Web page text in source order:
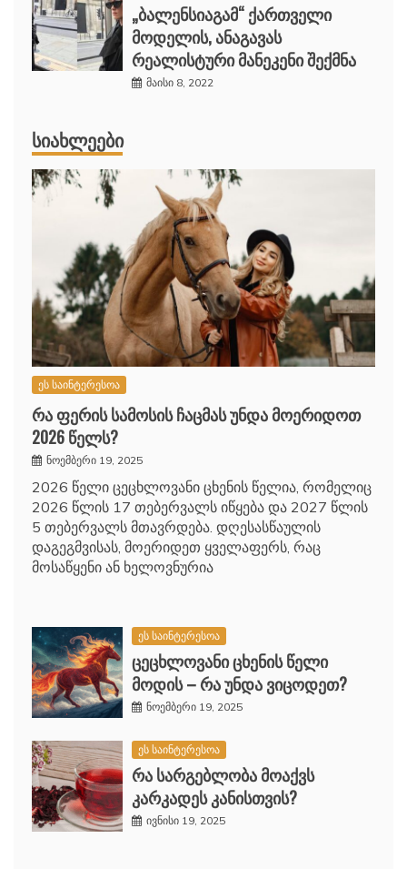
„ბალენსიაგამ“ ქართველი
მოდელის, ანაგავას
რეალისტური მანეკენი შექმნა
მაისი 8, 2022
ᲡᲘᲐᲮᲚᲔᲔᲑᲘ
ეს საინტერესოა
რა ფერის სამოსის ჩაცმას უნდა მოერიდოთ
2026 წელს?
ნოემბერი 19, 2025
2026 წელი ცეცხლოვანი ცხენის წელია, რომელიც
2026 წლის 17 თებერვალს იწყება და 2027 წლის
5 თებერვალს მთავრდება. დღესასწაულის
დაგეგმვისას, მოერიდეთ ყველაფერს, რაც
მოსაწყენი ან ხელოვნურია
ეს საინტერესოა
ცეცხლოვანი ცხენის წელი
მოდის – რა უნდა ვიცოდეთ?
ნოემბერი 19, 2025
ეს საინტერესოა
რა სარგებლობა მოაქვს
კარკადეს კანისთვის?
ივნისი 19, 2025